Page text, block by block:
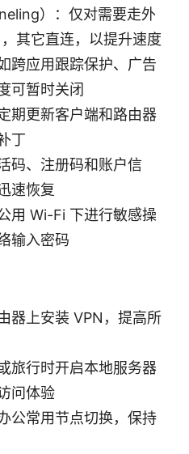
）：仅对需要走外
其它直连，以提升速度
跨应用跟踪保护、广告
可暂时关闭
期更新客户端和路由器
丁
码、注册码和账户信
速恢复
用 Wi-Fi 下进行敏感操
输入密码
器上安装 VPN，提高所
旅行时开启本地服务器
问体验
公常用节点切换，保持